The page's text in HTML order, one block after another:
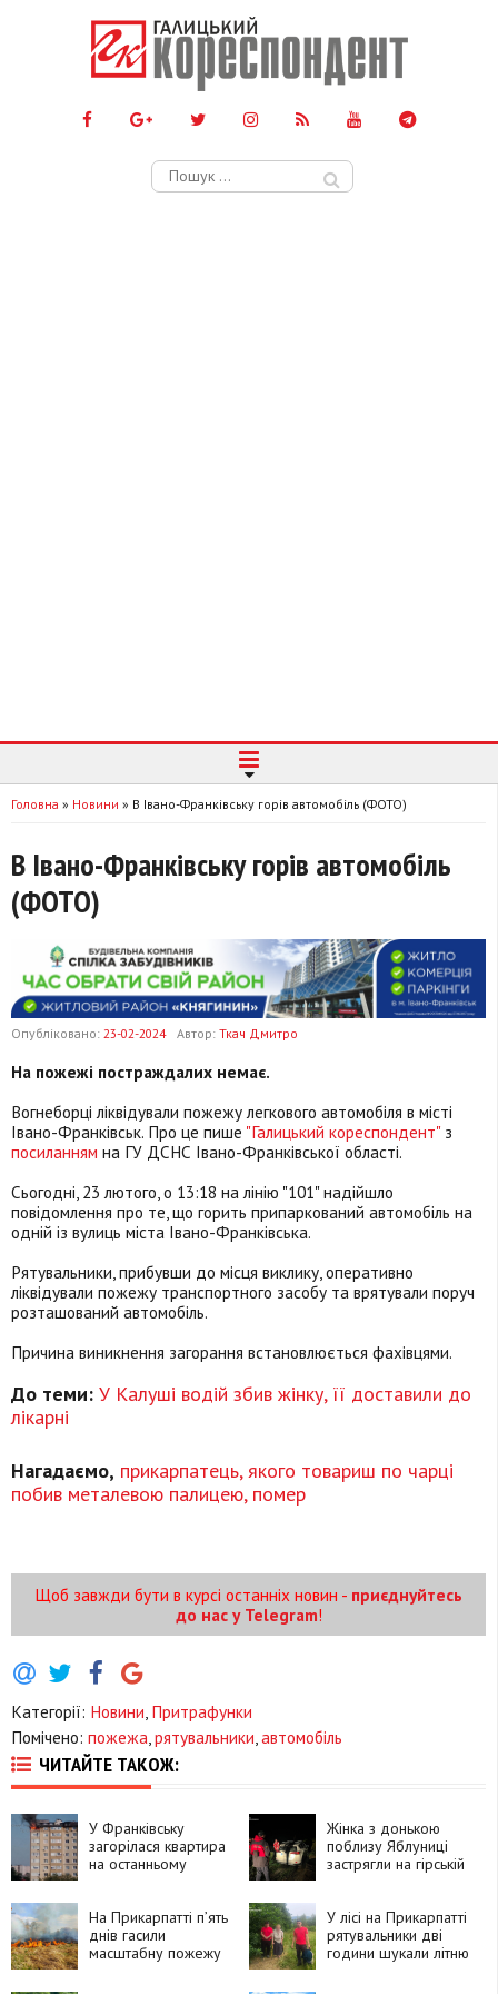
Пошук:
Головна » Новини » В Івано-Франківську горів автомобіль (ФОТО)
В Івано-Франківську горів автомобіль
(ФОТО)
Опубліковано: 23-02-2024 Автор: Ткач Дмитро
На пожежі постраждалих немає.
Вогнеборці ліквідували пожежу легкового автомобіля в місті
Івано-Франківськ. Про це пише "Галицький кореспондент"з
посиланням на ГУ ДСНС Івано-Франківської області.
Сьогодні, 23 лютого, о 13:18 на лінію "101" надійшло
повідомлення про те, що горить припаркований автомобіль на
одній із вулиць міста Івано-Франківська.
Рятувальники, прибувши до місця виклику, оперативно
ліквідували пожежу транспортного засобу та врятували поруч
розташований автомобіль.
Причина виникнення загорання встановлюється фахівцями.
До теми: У Калуші водій збив жінку, її доставили до
лікарні
Нагадаємо, прикарпатець, якого товариш по чарці
побив металевою палицею, помер
Щоб завжди бути в курсі останніх новин - приєднуйтесь
до нас у Telegram!
Категорії: Новини, Притрафунки
Помічено: пожежа,рятувальники,автомобіль
ЧИТАЙТЕ ТАКОЖ:
У Франківську
загорілася квартира
на останньому
Жінка з донькою
поблизу Яблуниці
застрягли на гірській
На Прикарпатті п’ять
днів гасили
масштабну пожежу
У лісі на Прикарпатті
рятувальники дві
години шукали літню